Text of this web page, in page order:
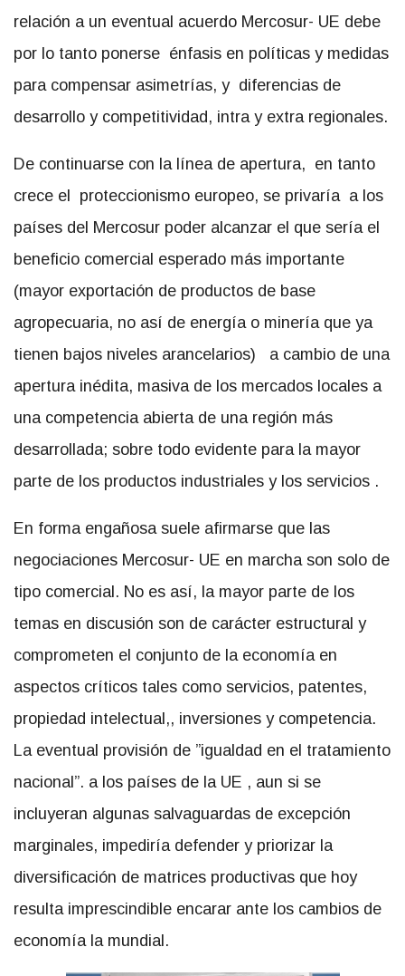
relación a un eventual acuerdo Mercosur- UE debe
por lo tanto ponerse énfasis en políticas y medidas
para compensar asimetrías, y diferencias de
desarrollo y competitividad, intra y extra regionales.
De continuarse con la línea de apertura, en tanto
crece el proteccionismo europeo, se privaría a los
países del Mercosur poder alcanzar el que sería el
beneficio comercial esperado más importante
(mayor exportación de productos de base
agropecuaria, no así de energía o minería que ya
tienen bajos niveles arancelarios) a cambio de una
apertura inédita, masiva de los mercados locales a
una competencia abierta de una región más
desarrollada; sobre todo evidente para la mayor
parte de los productos industriales y los servicios .
En forma engañosa suele afirmarse que las
negociaciones Mercosur- UE en marcha son solo de
tipo comercial. No es así, la mayor parte de los
temas en discusión son de carácter estructural y
comprometen el conjunto de la economía en
aspectos críticos tales como servicios, patentes,
propiedad intelectual,, inversiones y competencia.
La eventual provisión de ”igualdad en el tratamiento
nacional”. a los países de la UE , aun si se
incluyeran algunas salvaguardas de excepción
marginales, impediría defender y priorizar la
diversificación de matrices productivas que hoy
resulta imprescindible encarar ante los cambios de
economía la mundial.